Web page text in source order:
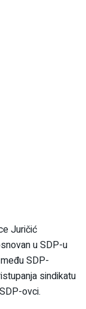
Juričić
u SDP-u
SDP-
sindikatu
ovci.